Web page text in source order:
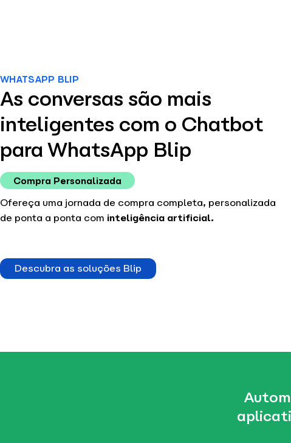
WHATSAPP BLIP
As conversas são mais
inteligentes com o Chatbot
para WhatsApp Blip
Compra Personalizada
Ofereça uma jornada de compra completa, personalizada
de ponta a ponta com inteligência artificial.
Descubra as soluções Blip